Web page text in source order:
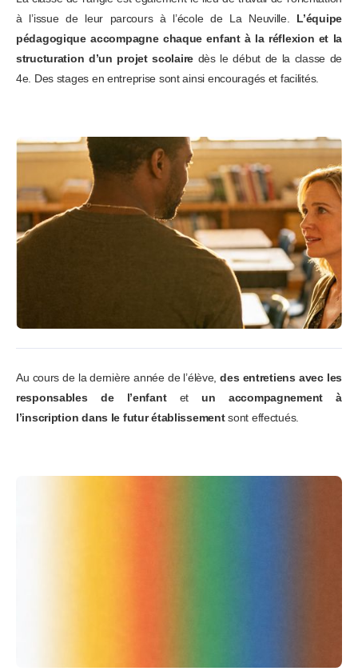
à l’issue de leur parcours à l’école de La Neuville. L’équipe
pédagogique accompagne chaque enfant à la réflexion et la
structuration d’un projet scolaire dès le début de la classe de
4e. Des stages en entreprise sont ainsi encouragés et facilités.
Au cours de la dernière année de l’élève, des entretiens avec les
responsables de l’enfantetun accompagnement à
l’inscription dans le futur établissementsont effectués.